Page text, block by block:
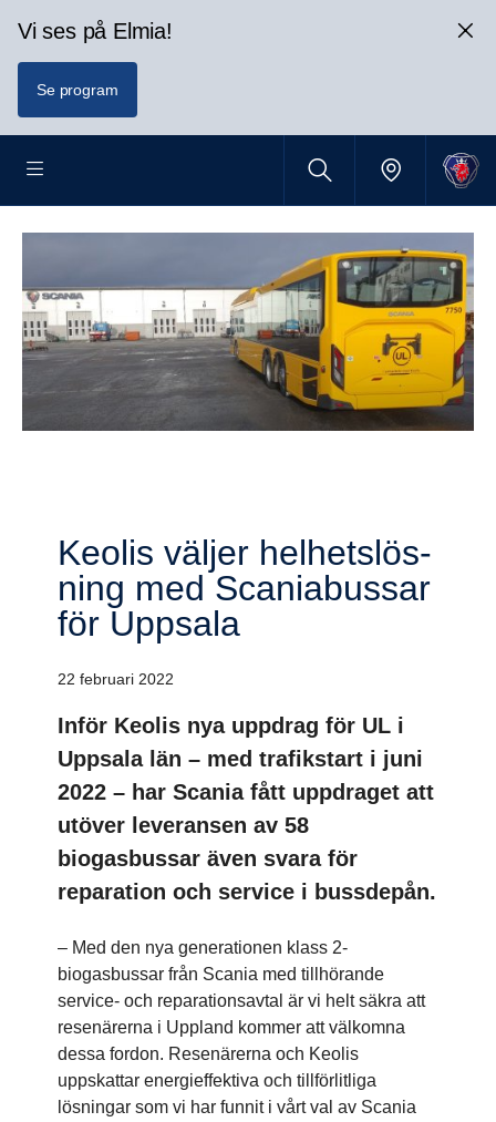
Vi ses på Elmia!
Se program
Keolis väljer helhets­lös­
ning med Scani­a­bussar
för Uppsala
22 februari 2022
Inför Keolis nya uppdrag för UL i
Uppsala län – med trafikstart i juni
2022 – har Scania fått uppdraget att
utöver leveransen av 58
biogasbussar även svara för
reparation och service i bussdepån.
– Med den nya generationen klass 2-
biogasbussar från Scania med tillhörande
service- och reparationsavtal är vi helt säkra att
resenärerna i Uppland kommer att välkomna
dessa fordon. Resenärerna och Keolis
uppskattar energieffektiva och tillförlitliga
lösningar som vi har funnit i vårt val av Scania